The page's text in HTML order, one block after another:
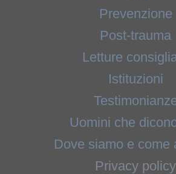
Prevenzione
Post-trauma
Letture
Istituzioni
Uomini che
Dove siamo e come
Privacy policy